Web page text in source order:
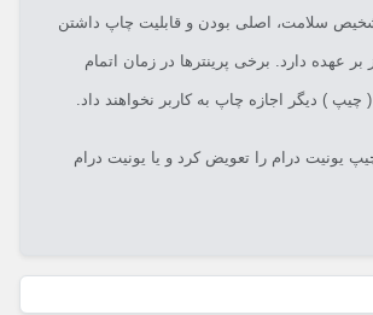
سلامت، اصلی بودن و قابلیت چاپ داشتن
بر عهده دارد. برخی پرینترها در زمان اتمام
) دیگر اجازه چاپ به کاربر نخواهند داد.
یونیت درام را تعویض کرد و یا یونیت درام